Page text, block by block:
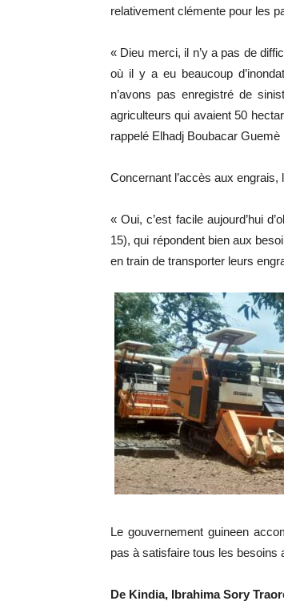
relativement clémente pour les
« Dieu merci, il n’y a pas de
où il y a eu beaucoup
n’avons pas enregistré de
agriculteurs qui avaient 50
rappelé Elhadj Boubacar Guemè
Concernant l’accès aux
« Oui, c’est facile aujourd’hui
15), qui répondent bien aux
en train de transporter leurs
Le gouvernement guineen
pas à satisfaire tous les besoins
De Kindia, Ibrahima Sory